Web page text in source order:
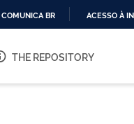
O
COMUNICA BR ACESSO À
THE REPOSITORY